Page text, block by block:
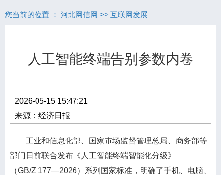
您当前的位置 ： 河北网信网 >> 互联网发展
人工智能终端告别参数内卷
2026-05-15 15:47:21
来源：经济日报
工业和信息化部、国家市场监督管理总局、商务部等
部门日前联合发布《人工智能终端智能化分级》
（GB/Z 177—2026）系列国家标准，明确了手机、电脑、